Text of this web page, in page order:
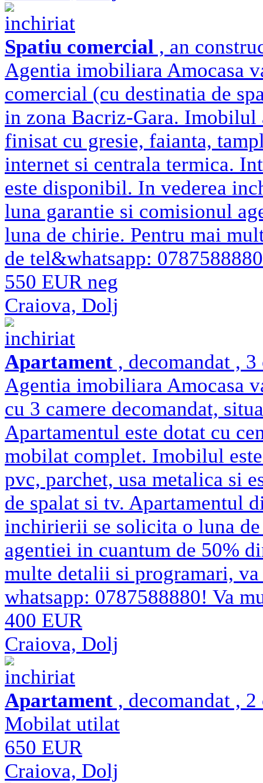
inchiriat
Spatiu comercial , an
Agentia imobiliara Amocasa
comercial (cu destinatia de
in zona Bacriz-Gara. Imobilul
finisat cu gresie, faianta,
internet si centrala termica.
este disponibil. In vederea
luna garantie si comisionul
luna de chirie. Pentru mai
de tel&whatsapp:
550 EUR neg
Craiova, Dolj
inchiriat
Apartament , decomandat ,
Agentia imobiliara Amocasa
cu 3 camere decomandat,
Apartamentul este dotat cu
mobilat complet. Imobilul
pvc, parchet, usa metalica si
de spalat si tv. Apartamentul
inchirierii se solicita o luna
agentiei in cuantum de 50%
multe detalii si programari,
whatsapp: 0787588880! Va
400 EUR
Craiova, Dolj
inchiriat
Apartament , decomandat ,
Mobilat utilat
650 EUR
Craiova, Dolj